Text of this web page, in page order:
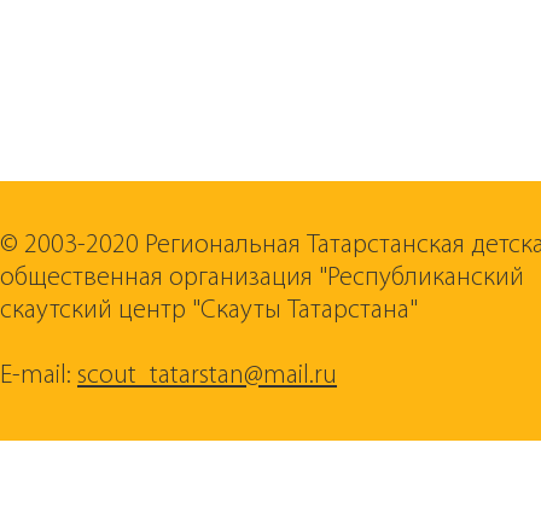
© 2003-2020 Региональная Татарстанская
общественная организация "Республиканский
скаутский центр "Скауты Татарстана"
E-mail: scout_tatarstan@mail.ru